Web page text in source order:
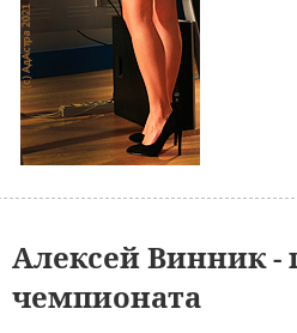
Алексей Винник -
чемпионата